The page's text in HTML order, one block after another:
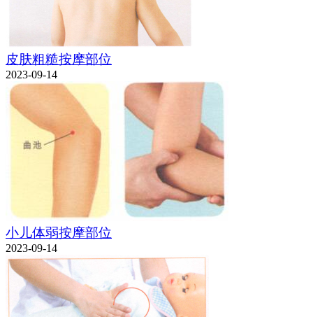
皮肤粗糙按摩部位
2023-09-14
小儿体弱按摩部位
2023-09-14